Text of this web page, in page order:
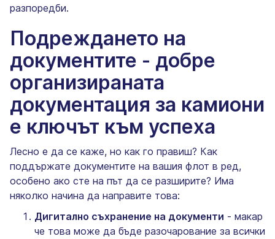
разпоредби.
Подреждането на
документите - добре
организираната
документация за камиони
е ключът към успеха
Лесно е да се каже, но как го правиш? Как
поддържате документите на вашия флот в ред,
особено ако сте на път да се разширите? Има
няколко начина да направите това:
Дигитално съхранение на документи - макар
че това може да бъде разочарование за всички